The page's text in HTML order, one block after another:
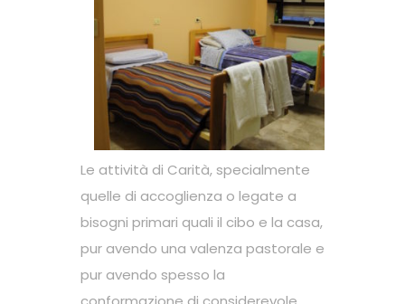
Le attività di Carità, specialmente
quelle di accoglienza o legate a
bisogni primari quali il cibo e la casa,
pur avendo una valenza pastorale e
pur avendo spesso la